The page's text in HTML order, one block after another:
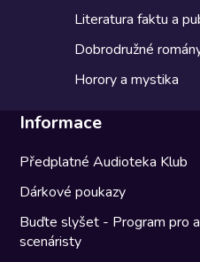
Literatura faktu a
Dobrodružné
Horory a mystika
Informace
Předplatné Audioteka Klub
Dárkové poukazy
Buďte slyšet - Program pro
scenáristy